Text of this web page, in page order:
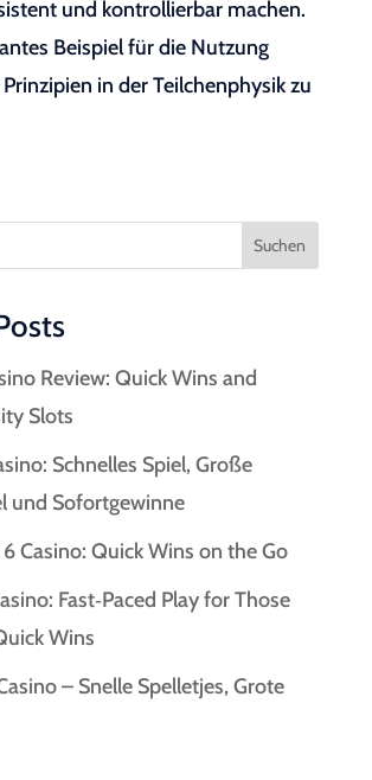
und kontrollierbar machen.
Beispiel für die Nutzung
in der Teilchenphysik zu
Suchen
Review: Quick Wins and
Slots
Schnelles Spiel, Große
und Sofortgewinne
6 Casino: Quick Wins on the Go
Fast‑Paced Play for Those
Wins
– Snelle Spelletjes, Grote